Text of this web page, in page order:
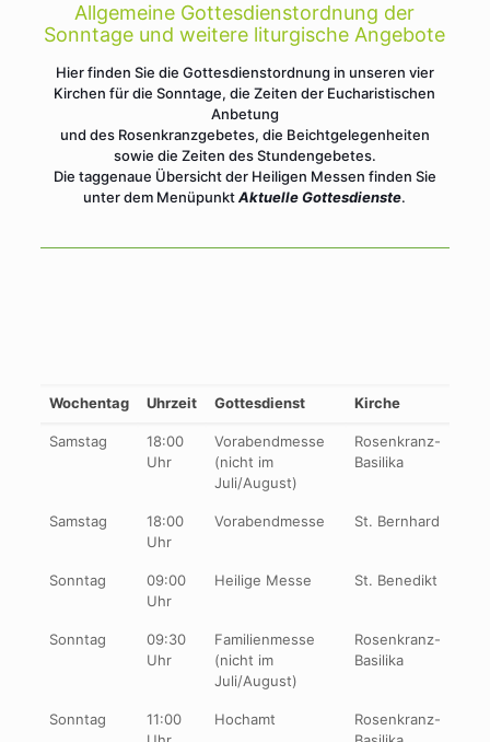
Allgemeine Gottesdienstordnung der
Sonntage und weitere liturgische Angebote
Hier finden Sie die Gottesdienstordnung in unseren vier
Kirchen für die Sonntage, die Zeiten der Eucharistischen
Anbetung
und des Rosenkranzgebetes, die Beichtgelegenheiten
sowie die Zeiten des Stundengebetes.
Die taggenaue Übersicht der Heiligen Messen finden Sie
unter dem MenüpunktAktuelle Gottesdienste.
Wochentag Uhrzeit Gottesdienst Kirche
Samstag
18:00
Uhr
Vorabendmesse
(nicht im
Juli/August)
Rosenkranz-
Basilika
Samstag
18:00
Uhr
Vorabendmesse St. Bernhard
Sonntag
09:00
Uhr
Heilige Messe St. Benedikt
Sonntag
09:30
Uhr
Familienmesse
(nicht im
Juli/August)
Rosenkranz-
Basilika
Sonntag
11:00
Hochamt
Rosenkranz-